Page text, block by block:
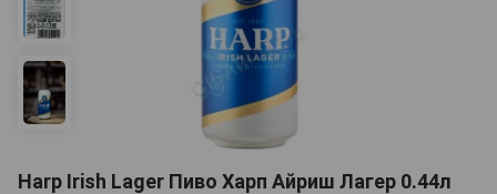
Harp Irish Lager Пиво Харп Айриш Лагер 0.44л